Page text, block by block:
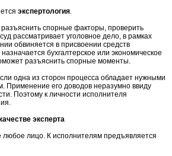
экспертология.
спорные факторы, проверить
рассматривает уголовное дело, в рамках
обвиняется в присвоении средств
бухгалтерское или экономическое
разъяснить спорные моменты.
одна из сторон процесса обладает нужными
Применение его доводов неразумно ввиду
Поэтому к личности исполнителя
эксперта
лицо. К исполнителям предъявляется